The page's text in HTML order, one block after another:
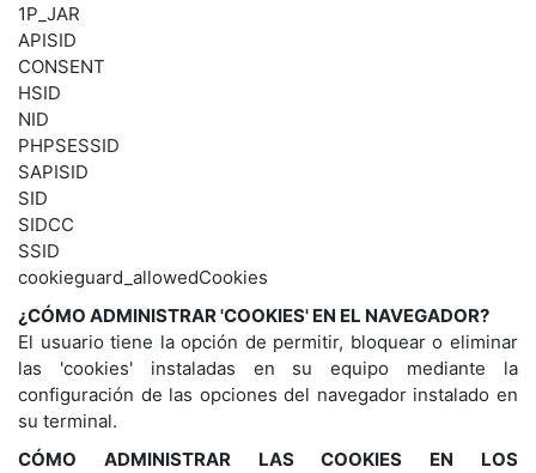
1P_JAR
APISID
CONSENT
HSID
NID
PHPSESSID
SAPISID
SID
SIDCC
SSID
cookieguard_allowedCookies
¿CÓMO ADMINISTRAR 'COOKIES' EN EL NAVEGADOR?
El usuario tiene la opción de permitir, bloquear o eliminar
las 'cookies' instaladas en su equipo mediante la
configuración de las opciones del navegador instalado en
su terminal.
CÓMO ADMINISTRAR LAS COOKIES EN LOS